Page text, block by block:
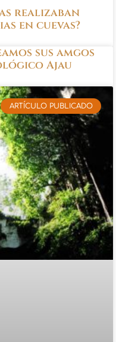
realizaban
en cuevas?
sus amgos
Ajau
ARTÍCULO PUBLICADO